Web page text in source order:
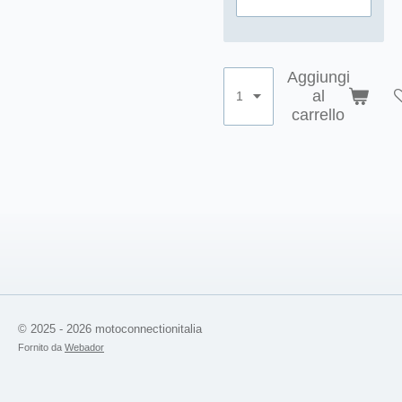
Aggiungi
al
carrello
© 2025 - 2026 motoconnectionitalia
Fornito da Webador